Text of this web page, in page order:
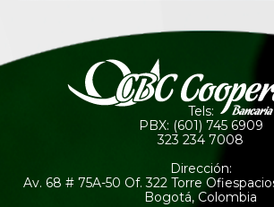
Tels:
PBX: (601) 745 6909
323 234 7008
Dirección:
Av. 68 # 75A-50 Of. 322 Torre
Bogotá, Colombia